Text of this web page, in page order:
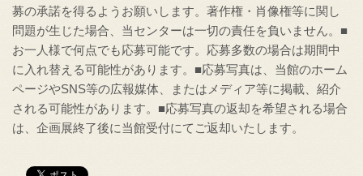
募の承諾を得るようお願いします。著作権・肖像権等に関し
問題が生じた場合、当センターは一切の責任を負いません。■
お一人様で何点でも応募可能です。応募多数の場合は期間中
に入れ替える可能性があります。■応募写真は、当館のホーム
ページやSNS等の広報媒体、またはメディア等に掲載、紹介
される可能性があります。■応募写真の返却を希望される場合
は、企画展終了後に当館受付にてご返却いたします。